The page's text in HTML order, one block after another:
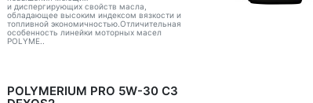
и диспергирующих свойств масла,
обладающее высоким индексом вязкости и
топливной экономичностью.Отличительная
особенность линейки моторных масел
POLYME..
POLYMERIUM PRO 5W-30 C3